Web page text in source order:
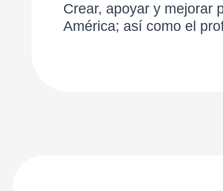
Crear, apoyar y mejorar
América; así como el